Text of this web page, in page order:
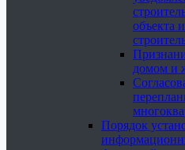
объекта
домом и
Порядок